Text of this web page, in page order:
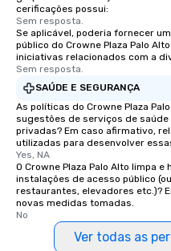
cerificações possui:
Sem resposta.
Se aplicável, poderia fornecer
público do Crowne Plaza Palo
iniciativas relacionados com a
Sem resposta.
SAÚDE E SEGURANÇA
As políticas do Crowne Plaza
sugestões de serviços de
privadas? Em caso afirmativo,
utilizadas para desenvolver
Yes, NA
O Crowne Plaza Palo Alto limpa
instalações de acesso público
restaurantes, elevadores etc.)?
novas medidas tomadas.
No
Ver todas as